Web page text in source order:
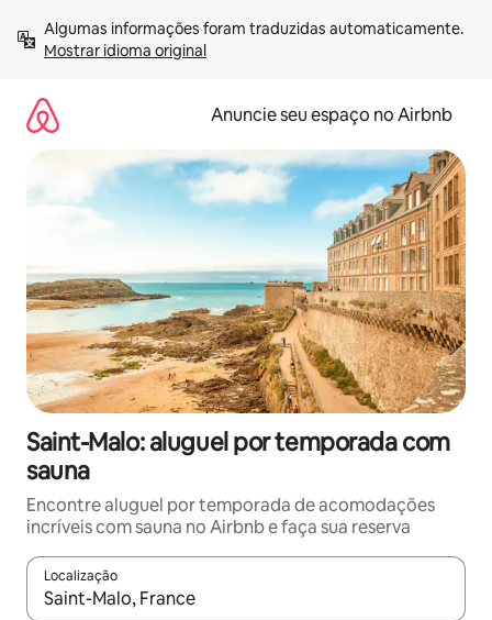
para
Mostrar idioma original
Anuncie seu espaço no Airbnb
Saint-Malo: aluguel por temporada com
sauna
Encontre aluguel por temporada de acomodações
incríveis com sauna no Airbnb e faça sua reserva
Localização
Quando os resultados estiverem disponíveis, explore-os